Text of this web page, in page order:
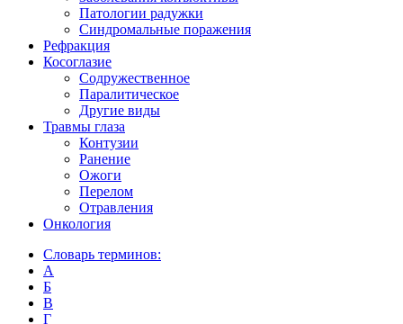
Патологии радужки
Синдромальные поражения
Рефракция
Косоглазие
Содружественное
Паралитическое
Другие виды
Травмы глаза
Контузии
Ранениe
Ожоги
Перелом
Отравления
Онкология
Словарь терминов:
А
Б
В
Г